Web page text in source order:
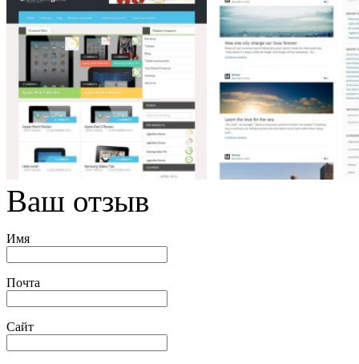
Ваш отзыв
Имя
Почта
Сайт